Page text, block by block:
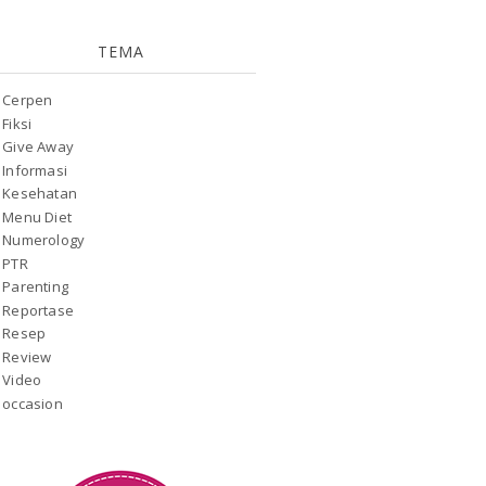
TEMA
Cerpen
Fiksi
Give Away
Informasi
Kesehatan
Menu Diet
Numerology
PTR
Parenting
Reportase
Resep
Review
Video
occasion